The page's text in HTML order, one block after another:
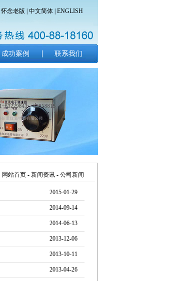
怀念老版 中文简体 ENGLISH
成功案例 联系我们
网站首页 - 新闻资讯 - 公司新闻
2015-01-29
2014-09-14
2014-06-13
2013-12-06
2013-10-11
2013-04-26